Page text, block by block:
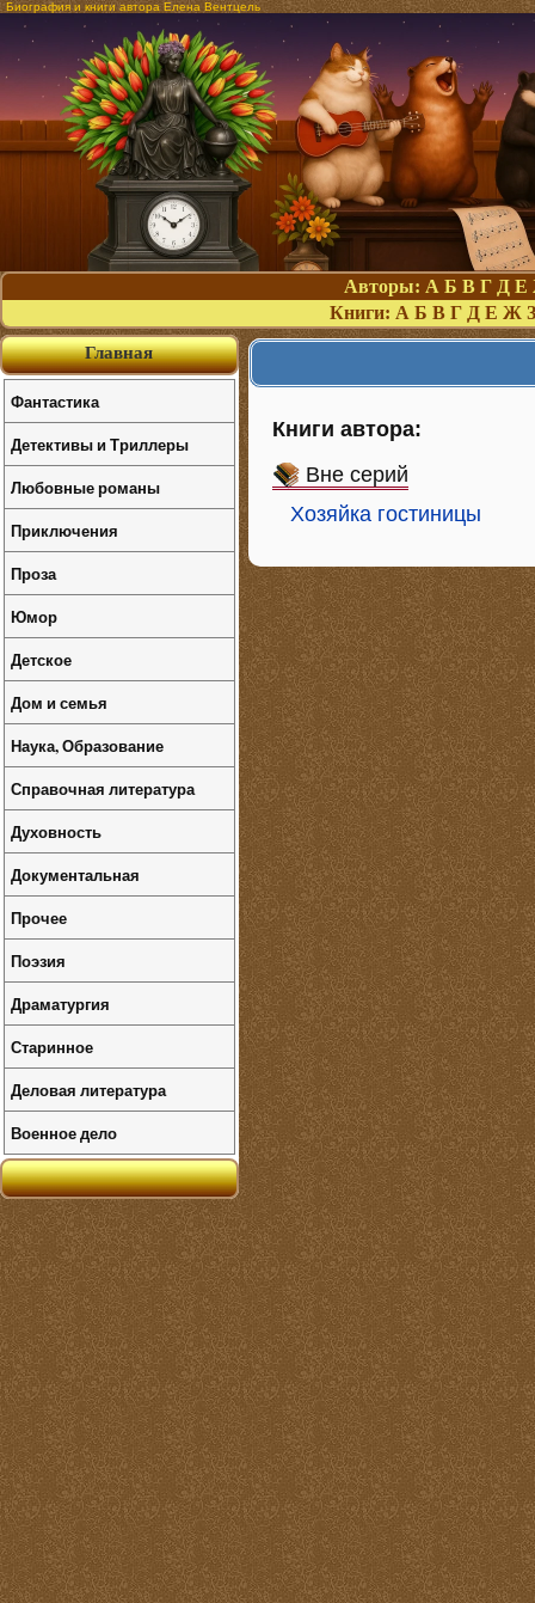
Биография и книги автора Елена Вентцель
Авторы: А Б В Г Д Е
Книги: А Б В Г Д Е Ж З
Книги автора:
Вне серий
Хозяйка гостиницы
Главная
Фантастика
Детективы и Триллеры
Любовные романы
Приключения
Проза
Юмор
Детское
Дом и семья
Наука, Образование
Справочная литература
Духовность
Документальная
Прочее
Поэзия
Драматургия
Старинное
Деловая литература
Военное дело